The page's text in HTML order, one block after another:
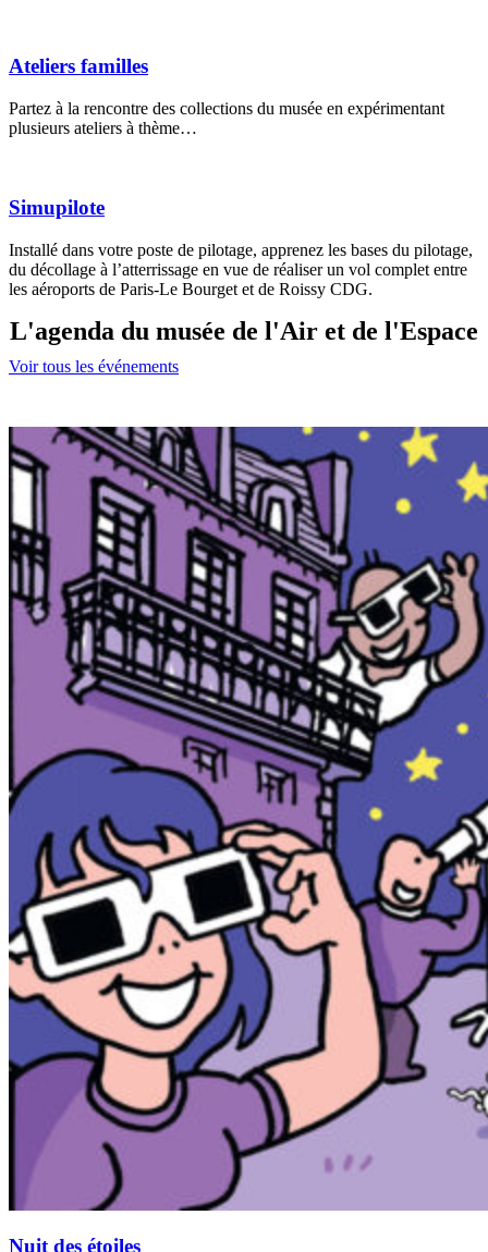
Ateliers familles
Partez à la rencontre des collections du musée en expérimentant
plusieurs ateliers à thème…
Simupilote
Installé dans votre poste de pilotage, apprenez les bases du pilotage,
du décollage à l’atterrissage en vue de réaliser un vol complet entre
les aéroports de Paris-Le Bourget et de Roissy CDG.
L'agenda du musée de l'Air et de l'Espace
Voir tous les événements
Nuit des étoiles